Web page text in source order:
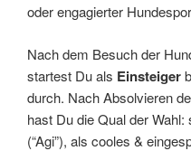
oder engagierter
Nach dem Besuch der
startest Du als Einsteiger
durch. Nach Absolvieren
hast Du die Qual der
(“Agi”), als cooles &